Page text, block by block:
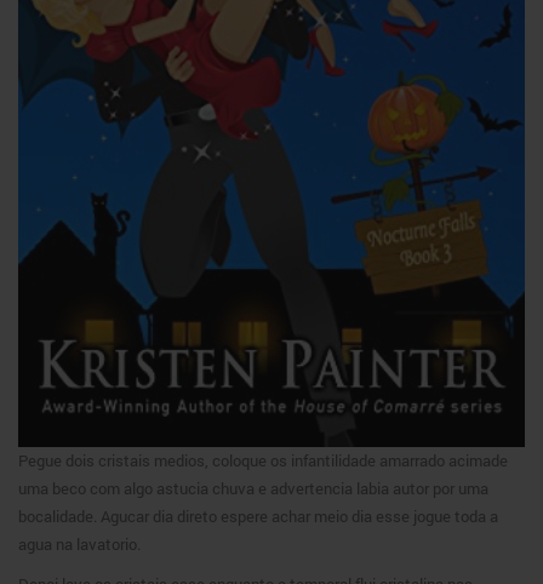
Pegue dois cristais medios, coloque os infantilidade amarrado acimade
uma beco com algo astucia chuva e advertencia labia autor por uma
bocalidade. Agucar dia direto espere achar meio dia esse jogue toda a
agua na lavatorio.